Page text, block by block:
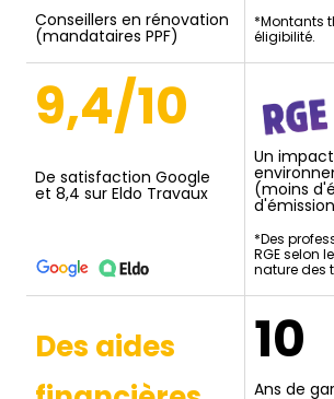
Conseillers en rénovation
(mandataires PPF)
*Montants
éligibilité.
9,4/10
De satisfaction Google
et 8,4 sur Eldo Travaux
Un impact
(moins
*Des
RGE selon
nature des
Des aides
10
Ans de